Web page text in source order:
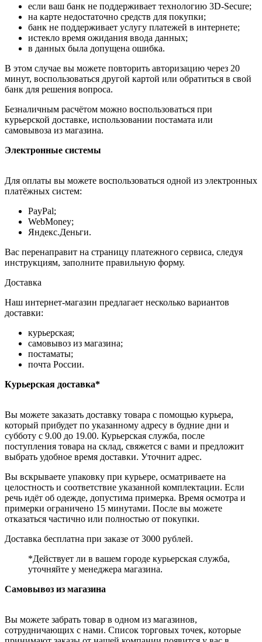
если ваш банк не поддерживает технологию 3D-Secure;
на карте недостаточно средств для покупки;
банк не поддерживает услугу платежей в интернете;
истекло время ожидания ввода данных;
в данных была допущена ошибка.
В этом случае вы можете повторить авторизацию через 20
минут, воспользоваться другой картой или обратиться в свой
банк для решения вопроса.
Безналичным расчётом можно воспользоваться при
курьерской доставке, использовании постамата или
самовывоза из магазина.
Электронные системы
Для оплаты вы можете воспользоваться одной из электронных
платёжных систем:
PayPal;
WebMoney;
Яндекс.Деньги.
Вас перенаправит на страницу платежного сервиса, следуя
инструкциям, заполните правильную форму.
Доставка
Наш интернет-магазин предлагает несколько вариантов
доставки:
курьерская;
самовывоз из магазина;
постаматы;
почта России.
Курьерская доставка*
Вы можете заказать доставку товара с помощью курьера,
который прибудет по указанному адресу в будние дни и
субботу с 9.00 до 19.00. Курьерская служба, после
поступления товара на склад, свяжется с вами и предложит
выбрать удобное время доставки. Уточнит адрес.
Вы вскрываете упаковку при курьере, осматриваете на
целостность и соответствие указанной комплектации. Если
речь идёт об одежде, допустима примерка. Время осмотра и
примерки ограничено 15 минутами. После вы можете
отказаться частично или полностью от покупки.
Доставка бесплатна при заказе от 3000 рублей.
*Действует ли в вашем городе курьерская служба,
уточняйте у менеджера магазина.
Самовывоз из магазина
Вы можете забрать товар в одном из магазинов,
сотрудничающих с нами. Список торговых точек, которые